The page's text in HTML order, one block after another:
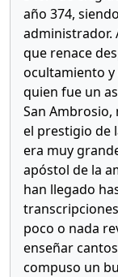
año 374,
administrador.
que renace
ocultamiento y
quien fue un
San Ambrosio,
el prestigio de
era muy
apóstol de la
han llegado
poco o nada
enseñar
compuso un